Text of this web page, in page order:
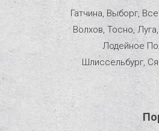
Гатчина, Выборг,
Волхов, Тосно,
Лодейное
Шлиссельбург,